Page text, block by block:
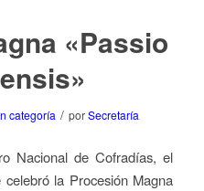
«Passio
categoría / porSecretaría
Nacional de Cofradías, el
la Procesión Magna